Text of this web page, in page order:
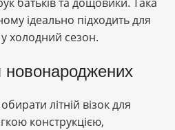
ідеально підходить для
холодний сезон.
новонароджених
літній візок для
конструкцією,